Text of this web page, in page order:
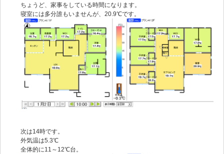
ちょうど、家事をしている時間になります。
寝室には多分誰もいませんが、20.9℃です。
次は14時です。
外気温は5.3℃
全体的に11～12℃台。